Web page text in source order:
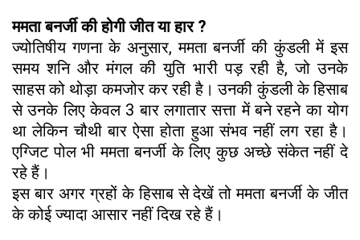
ममता बनर्जी की होगी जीत या हार ?
ज्योतिषीय गणना के अनुसार, ममता बनर्जी की कुंडली में इस
समय शनि और मंगल की युति भारी पड़ रही है, जो उनके
साहस को थोड़ा कमजोर कर रही है। उनकी कुंडली के हिसाब
से उनके लिए केवल 3 बार लगातार सत्ता में बने रहने का योग
था लेकिन चौथी बार ऐसा होता हुआ संभव नहीं लग रहा है।
एग्जिट पोल भी ममता बनर्जी के लिए कुछ अच्छे संकेत नहीं दे
रहे हैं।
इस बार अगर ग्रहों के हिसाब से देखें तो ममता बनर्जी के जीत
के कोई ज्यादा आसार नहीं दिख रहे हैं।